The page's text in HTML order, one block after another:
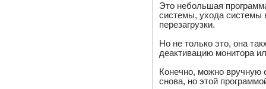
Это небольшая
системы, ухода
перезагрузки.
Но не только это, она
деактивацию монитора
Конечно, можно вручную
снова, но этой